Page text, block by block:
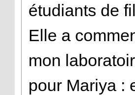
étudiants de
Elle a
mon
pour Mariya :